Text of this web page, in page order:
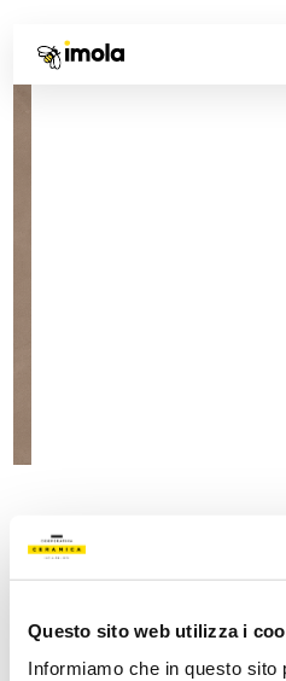
Questo sito web utilizza i
Informiamo che in questo
200482 | RTN6
Colección
00786